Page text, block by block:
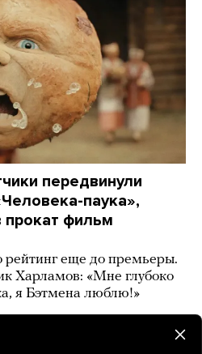
передвинули
паука»,
прокат фильм
рейтинг еще до премьеры.
Харламов: «Мне глубоко
я Бэтмена люблю!»